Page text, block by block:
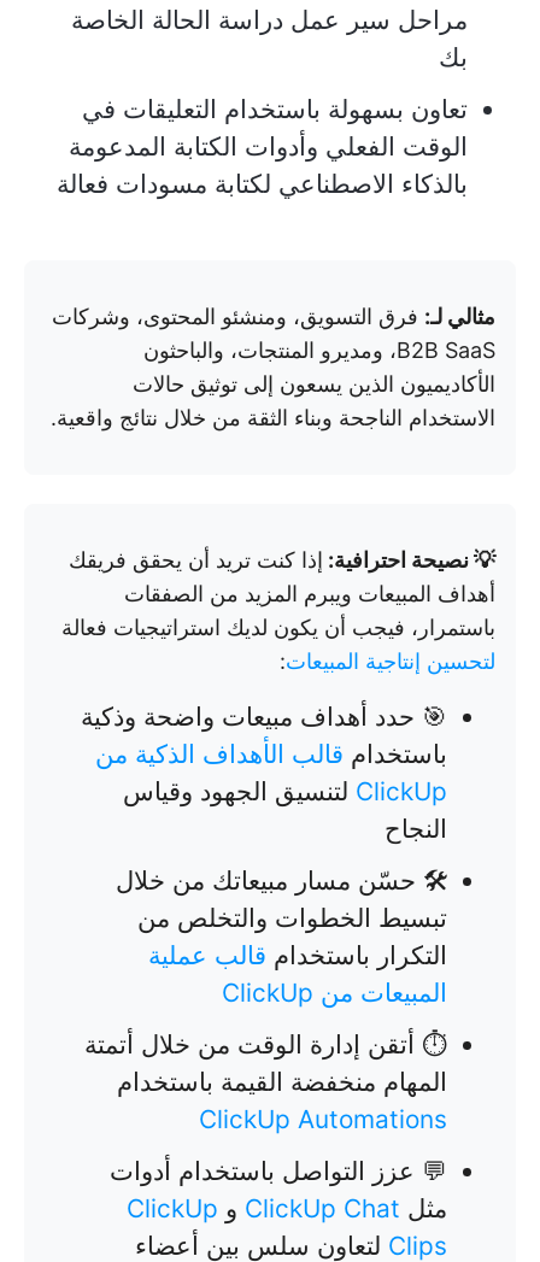
مراحل سير عمل دراسة الحالة الخاصة
بك
تعاون بسهولة باستخدام التعليقات في
الوقت الفعلي وأدوات الكتابة المدعومة
بالذكاء الاصطناعي لكتابة مسودات فعالة
مثالي لـ: فرق التسويق، ومنشئو المحتوى، وشركات
B2B SaaS، ومديرو المنتجات، والباحثون
الأكاديميون الذين يسعون إلى توثيق حالات
الاستخدام الناجحة وبناء الثقة من خلال نتائج واقعية.
💡 نصيحة احترافية: إذا كنت تريد أن يحقق فريقك
أهداف المبيعات ويبرم المزيد من الصفقات
باستمرار، فيجب أن يكون لديك استراتيجيات فعالة
لتحسين إنتاجية المبيعات:
🎯 حدد أهداف مبيعات واضحة وذكية
باستخدام قالب الأهداف الذكية من
ClickUp لتنسيق الجهود وقياس
النجاح
🛠️ حسّن مسار مبيعاتك من خلال
تبسيط الخطوات والتخلص من
التكرار باستخدام قالب عملية
المبيعات من ClickUp
⏱️ أتقن إدارة الوقت من خلال أتمتة
المهام منخفضة القيمة باستخدام
ClickUp Automations
💬 عزز التواصل باستخدام أدوات
مثل ClickUp Chat و ClickUp
Clips لتعاون سلس بين أعضاء